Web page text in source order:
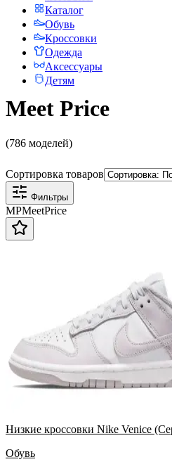
Каталог
Обувь
Кроссовки
Одежда
Аксессуары
Детям
Meet Price
(786 моделей)
Сортировка товаров
Фильтры
MPMeetPrice
Низкие кроссовки Nike Venice
Обувь